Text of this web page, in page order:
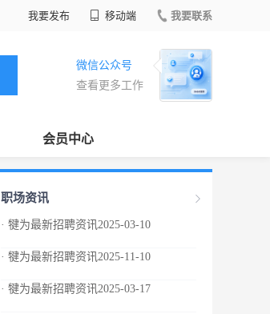
我要发布 移动端 我要联系
微信公众号
查看更多工作
会员中心
职场资讯
· 犍为最新招聘资讯2025-03-10
· 犍为最新招聘资讯2025-11-10
· 犍为最新招聘资讯2025-03-17